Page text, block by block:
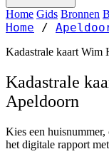
Home Gids Bronnen
Home /
Kadastrale kaart Wim
Kadastrale
Apeldoorn
Kies een huisnummer,
het digitale rapport